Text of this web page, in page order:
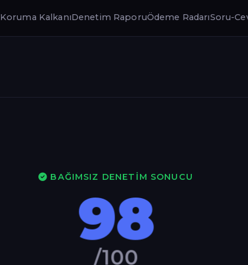
Koruma KalkanıDenetim RaporuÖdeme RadarıSoru-
BAĞIMSIZ DENETIM SONUCU
98
/100